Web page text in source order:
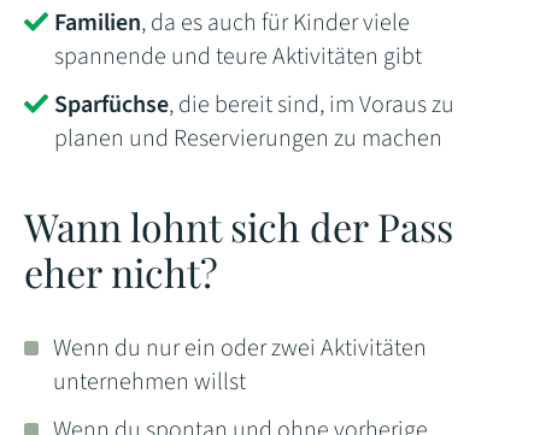
Familien, da es auch für Kinder viele
spannende und teure Aktivitäten gibt
Sparfüchse, die bereit sind, im Voraus zu
planen und Reservierungen zu machen
Wann lohnt sich der Pass
eher nicht?
Wenn du nur ein oder zwei Aktivitäten
unternehmen willst